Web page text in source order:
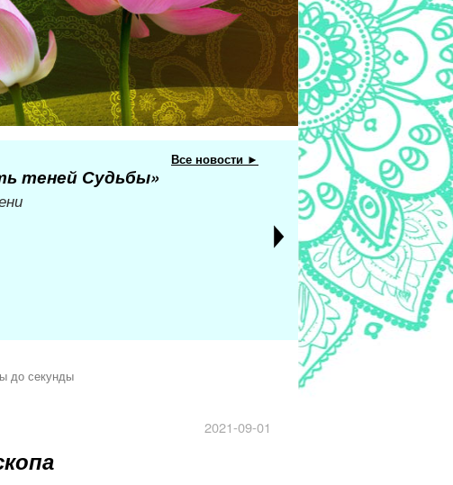
Все новости ►
теней Судьбы»
до секунды
2021-09-01